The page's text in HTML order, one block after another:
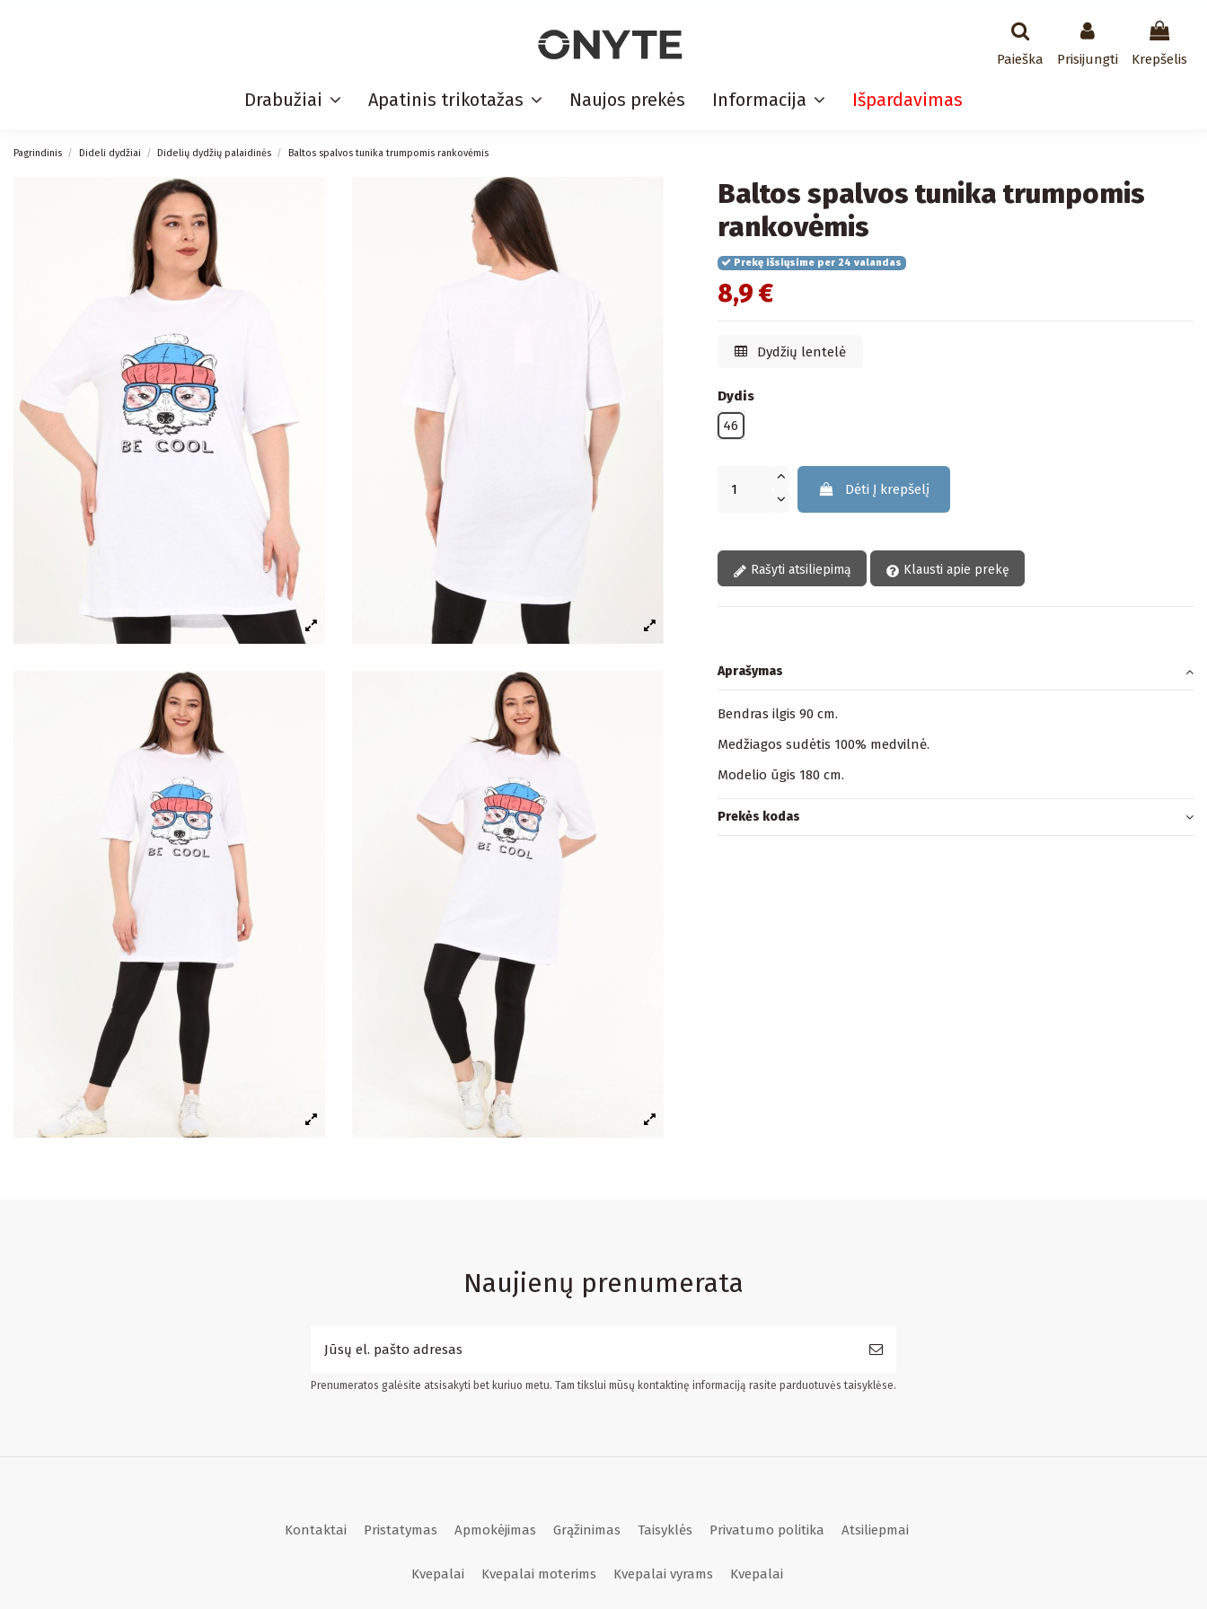
Paieška Prisijungti Krepšelis
Drabužiai Apatinis trikotažas Naujos prekės Informacija Išpardavimas
Pagrindinis Dideli dydžiai Didelių dydžių palaidinės Baltos spalvos tunika trumpomis rankovėmis
Baltos spalvos tunika trumpomis
rankovėmis
Prekę išsiųsime per 24 valandas
8,9 €
Dydžių lentelė
Dydis
46
Dėti Į krepšelį
Rašyti atsiliepimą Klausti apie prekę
Aprašymas
Bendras ilgis 90 cm.
Medžiagos sudėtis 100% medvilnė.
Modelio ūgis 180 cm.
Prekės kodas
Naujienų prenumerata
Prenumeratos galėsite atsisakyti bet kuriuo metu. Tam tikslui mūsų kontaktinę informaciją rasite parduotuvės taisyklėse.
Kontaktai Pristatymas Apmokėjimas Grąžinimas Taisyklės Privatumo politika Atsiliepmai
Kvepalai Kvepalai moterims Kvepalai vyrams Kvepalai